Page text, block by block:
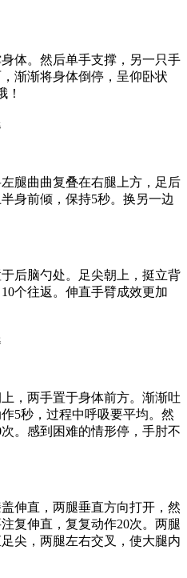
体。然后单手支撑，另一只手
渐渐将身体倒停，呈仰卧状
！
腿曲曲复叠在右腿上方，足后
身前倾，保持5秒。换另一边
后脑勺处。足尖朝上，挺立背
个往返。伸直手臂成效更加
，两手置于身体前方。渐渐吐
5秒，过程中呼吸要平均。然
。感到困难的情形停，手肘不
伸直，两腿垂直方向打开，然
复伸直，复复动作20次。两腿
尖，两腿左右交叉，使大腿内